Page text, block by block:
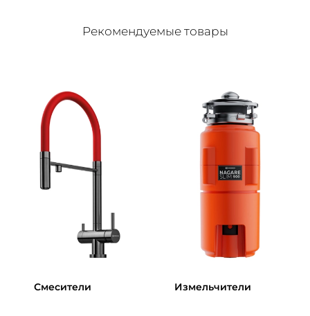
Рекомендуемые товары
Смесители Измельчители